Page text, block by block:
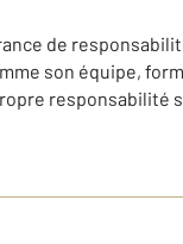
de
son équipe,
responsabilité